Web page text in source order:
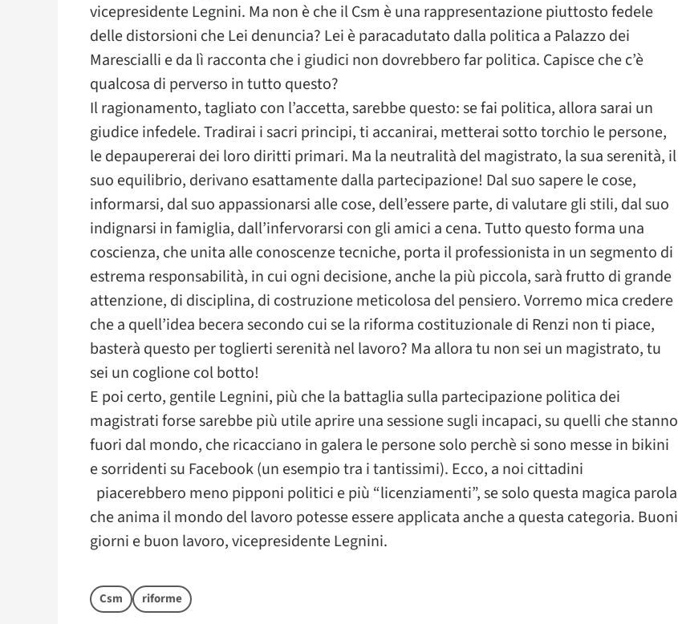
vicepresidente Legnini. Ma non è che il Csm è una rappresentazione piuttosto fedele
delle distorsioni che Lei denuncia? Lei è paracadutato dalla politica a Palazzo dei
Marescialli e da lì racconta che i giudici non dovrebbero far politica. Capisce che c’è
qualcosa di perverso in tutto questo?
Il ragionamento, tagliato con l’accetta, sarebbe questo: se fai politica, allora sarai un
giudice infedele. Tradirai i sacri principi, ti accanirai, metterai sotto torchio le persone,
le depaupererai dei loro diritti primari. Ma la neutralità del magistrato, la sua serenità, il
suo equilibrio, derivano esattamente dalla partecipazione! Dal suo sapere le cose,
informarsi, dal suo appassionarsi alle cose, dell’essere parte, di valutare gli stili, dal suo
indignarsi in famiglia, dall’infervorarsi con gli amici a cena. Tutto questo forma una
coscienza, che unita alle conoscenze tecniche, porta il professionista in un segmento di
estrema responsabilità, in cui ogni decisione, anche la più piccola, sarà frutto di grande
attenzione, di disciplina, di costruzione meticolosa del pensiero. Vorremo mica credere
che a quell’idea becera secondo cui se la riforma costituzionale di Renzi non ti piace,
basterà questo per toglierti serenità nel lavoro? Ma allora tu non sei un magistrato, tu
sei un coglione col botto!
E poi certo, gentile Legnini, più che la battaglia sulla partecipazione politica dei
magistrati forse sarebbe più utile aprire una sessione sugli incapaci, su quelli che stanno
fuori dal mondo, che ricacciano in galera le persone solo perchè si sono messe in bikini
e sorridenti su Facebook (un esempio tra i tantissimi). Ecco, a noi cittadini
piacerebbero meno pipponi politici e più “licenziamenti”, se solo questa magica parola
che anima il mondo del lavoro potesse essere applicata anche a questa categoria. Buoni
giorni e buon lavoro, vicepresidente Legnini.
Csm riforme